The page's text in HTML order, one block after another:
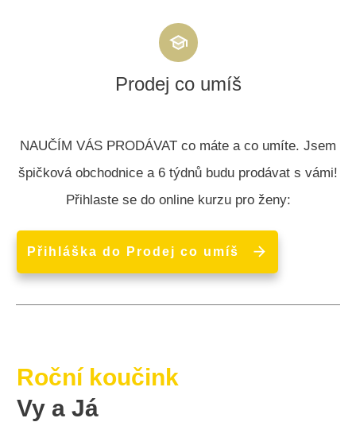
Prodej co umíš
NAUČÍM VÁS PRODÁVAT co máte a co umíte. Jsem
špičková obchodnice a 6 týdnů budu prodávat s vámi!
Přihlaste se do online kurzu pro ženy:
Přihláška do Prodej co umíš
Roční koučink
Vy a Já